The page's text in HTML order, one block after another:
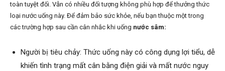
toàn tuyệt đối. Vẫn có nhiều đối tượng không phù hợp để thưởng thức
loại nước uống này. Để đảm bảo sức khỏe, nếu bạn thuộc một trong
các trường hợp sau cần cân nhắc khi uống nước sâm:
Người bị tiêu chảy: Thức uống này có công dụng lợi tiểu, dễ
khiến tình trạng mất cân bằng điện giải và mất nước nguy